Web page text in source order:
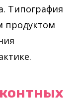
Типография
продуктом